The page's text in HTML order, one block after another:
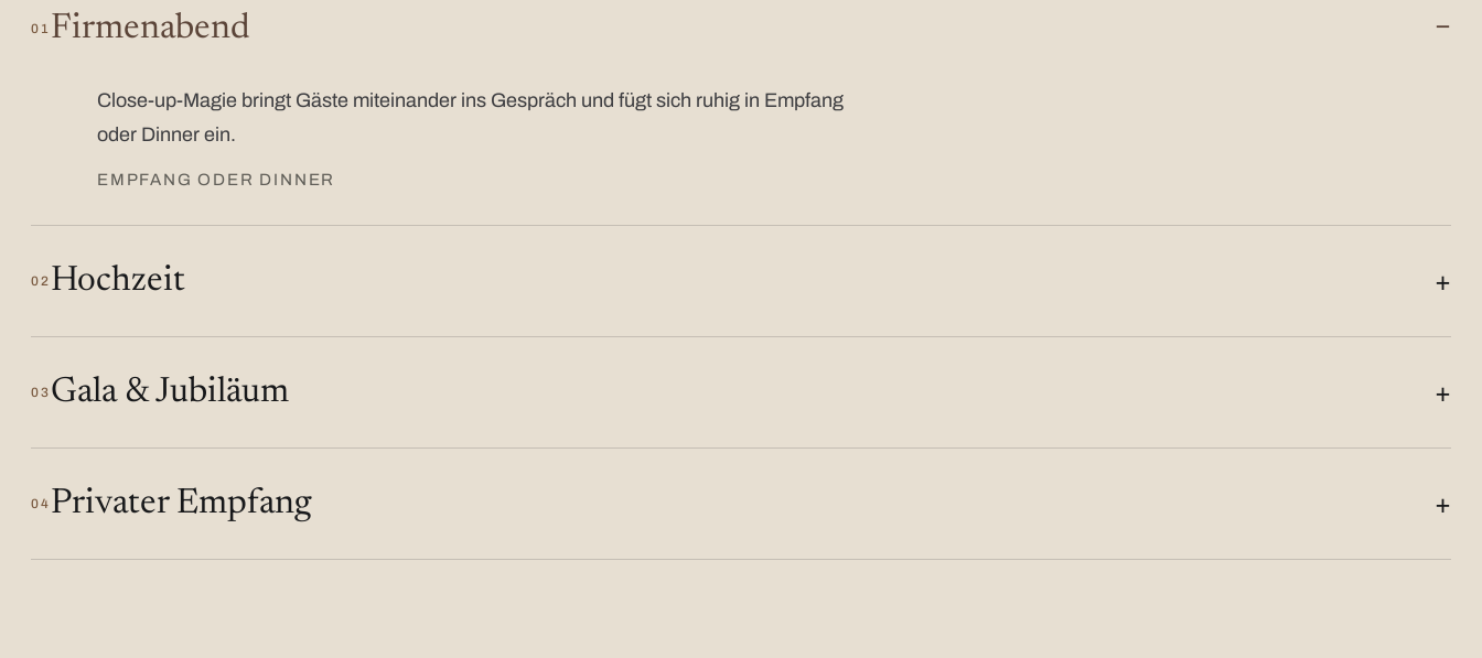
01 Firmenabend
Close-up-Magie bringt Gäste miteinander ins Gespräch und fügt sich ruhig in Empfang
oder Dinner ein.
EMPFANG ODER DINNER
02 Hochzeit
03 Gala & Jubiläum
04 Privater Empfang